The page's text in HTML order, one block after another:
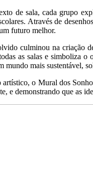
de sala, cada grupo
Através de
futuro melhor.
culminou na criação
as salas e simboliza
mundo mais sustentável,
o Mural dos
e demonstrando que as